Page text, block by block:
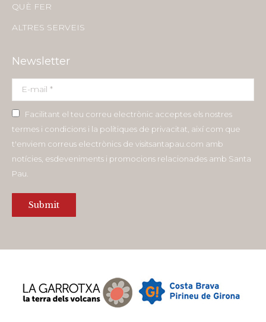
QUÈ FER
ALTRES SERVEIS
Newsletter
E-mail *
Facilitant el teu correu electrònic acceptes els nostres
termes i condicions i la polítiques de privacitat, així com que
t'enviem correus electrònics de visitsantapau.com amb
notícies, esdeveniments i promocions relacionades amb Santa
Pau.
Submit